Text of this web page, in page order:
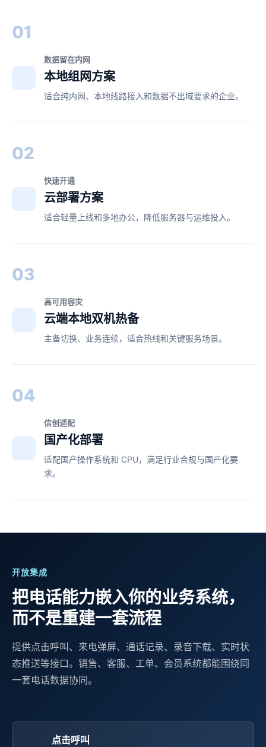
01
数据留在内网
本地组网方案
适合纯内网、本地线路接入和数据不出域要求的企业。
02
快速开通
云部署方案
适合轻量上线和多地办公，降低服务器与运维投入。
03
高可用容灾
云端本地双机热备
主备切换、业务连续，适合热线和关键服务场景。
04
信创适配
国产化部署
适配国产操作系统和 CPU，满足行业合规与国产化要
求。
开放集成
把电话能力嵌入你的业务系统，
而不是重建一套流程
提供点击呼叫、来电弹屏、通话记录、录音下载、实时状
态推送等接口。销售、客服、工单、会员系统都能围绕同
一套电话数据协同。
点击呼叫